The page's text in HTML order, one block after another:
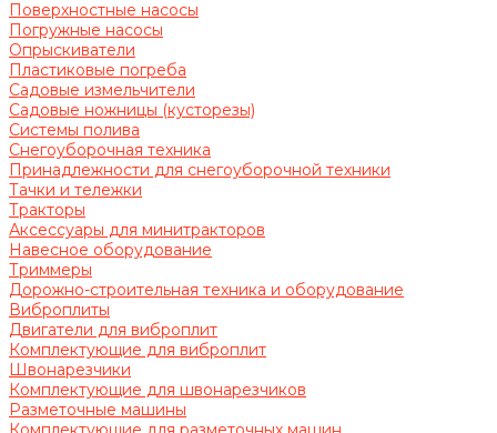
Поверхностные насосы
Погружные насосы
Опрыскиватели
Пластиковые погреба
Садовые измельчители
Садовые ножницы (кусторезы)
Системы полива
Снегоуборочная техника
Принадлежности для снегоуборочной техники
Тачки и тележки
Тракторы
Аксессуары для минитракторов
Навесное оборудование
Триммеры
Дорожно-строительная техника и оборудование
Виброплиты
Двигатели для виброплит
Комплектующие для виброплит
Швонарезчики
Комплектующие для швонарезчиков
Разметочные машины